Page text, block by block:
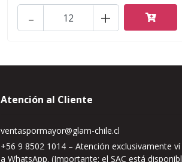
+
-
Atención al Cliente
ventaspormayor@glam-chile.cl
+56 9 8502 1014 – Atención exclusivamente ví
a WhatsApp. (Importante: el SAC está disponibl